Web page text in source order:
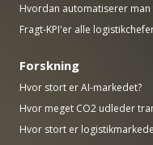
Hvordan automatiserer
Fragt-KPI'er alle
Forskning
Hvor stort er AI-markedet?
Hvor meget CO2 udleder
Hvor stort er